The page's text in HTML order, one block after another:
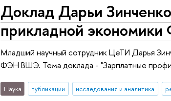
Доклад Дарьи
прикладной
Младший научный сотрудник ЦеТИ Дарья
ФЭН ВШЭ. Тема доклада - "Зарплатные
Наука публикации исследования и аналитика